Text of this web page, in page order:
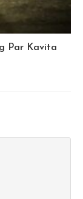
Par Kavita